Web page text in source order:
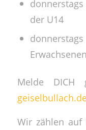
der U14
Melde
Wir zählen auf